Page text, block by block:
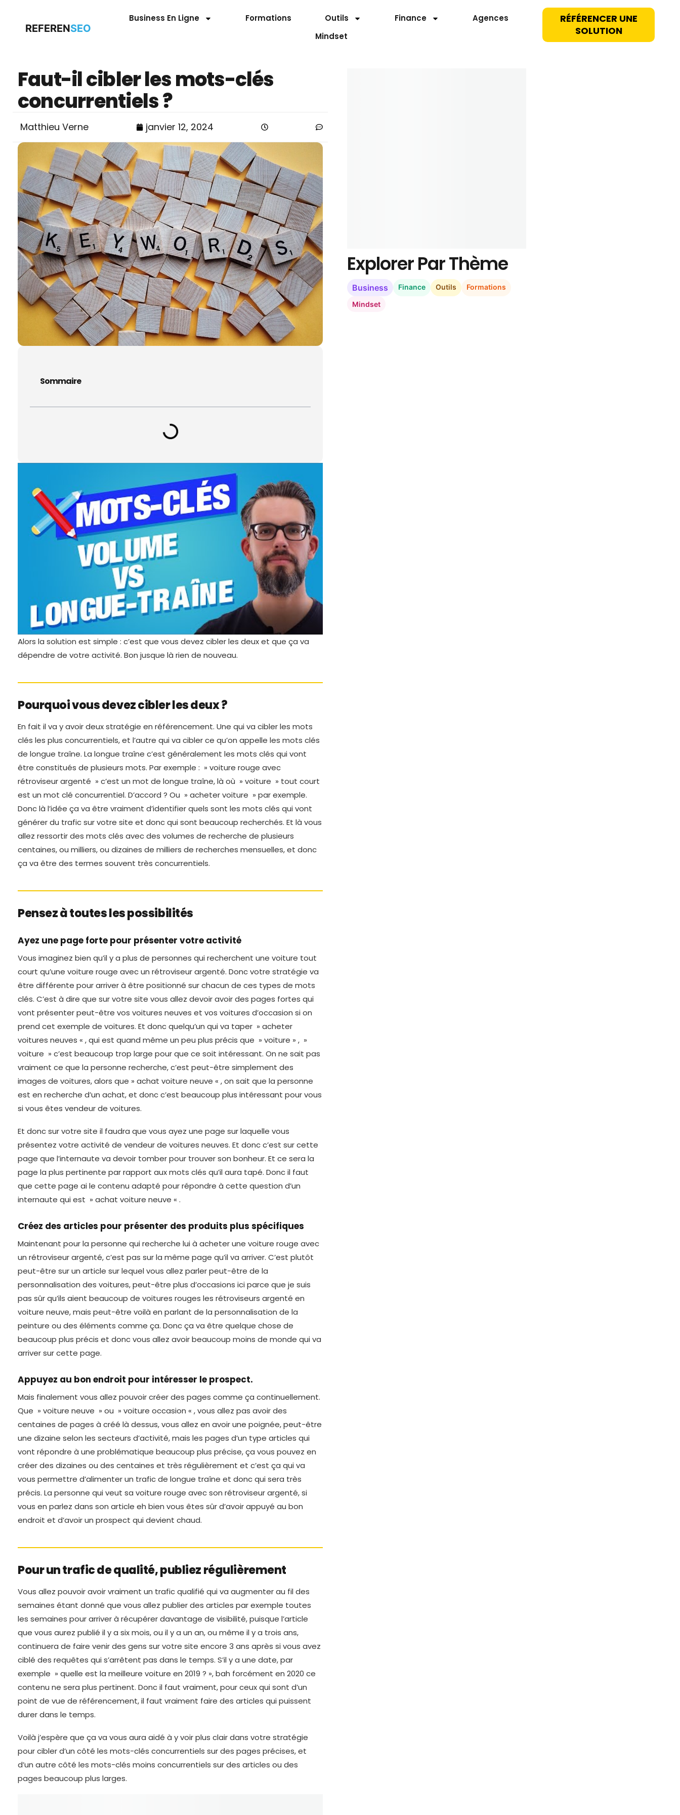
REFERENSEO
Business En Ligne Formations Outils Finance
Agences
Mindset
RÉFÉRENCER UNE
SOLUTION
Faut-il cibler les mots-clés
concurrentiels ?
Matthieu Verne janvier 12, 2024
Sommaire
Alors la solution est simple : c’est que vous devez cibler les deux et que ça va
dépendre de votre activité. Bon jusque là rien de nouveau.
Pourquoi vous devez cibler les deux ?
En fait il va y avoir deux stratégie en référencement. Une qui va cibler les mots
clés les plus concurrentiels, et l’autre qui va cibler ce qu’on appelle les mots clés
de longue traîne. La longue traîne c’est généralement les mots clés qui vont
être constitués de plusieurs mots. Par exemple : » voiture rouge avec
rétroviseur argenté » c’est un mot de longue traîne, là où » voiture » tout court
est un mot clé concurrentiel. D’accord ? Ou » acheter voiture » par exemple.
Donc là l’idée ça va être vraiment d’identifier quels sont les mots clés qui vont
générer du trafic sur votre site et donc qui sont beaucoup recherchés. Et là vous
allez ressortir des mots clés avec des volumes de recherche de plusieurs
centaines, ou milliers, ou dizaines de milliers de recherches mensuelles, et donc
ça va être des termes souvent très concurrentiels.
Pensez à toutes les possibilités
Ayez une page forte pour présenter votre activité
Vous imaginez bien qu’il y a plus de personnes qui recherchent une voiture tout
court qu’une voiture rouge avec un rétroviseur argenté. Donc votre stratégie va
être différente pour arriver à être positionné sur chacun de ces types de mots
clés. C’est à dire que sur votre site vous allez devoir avoir des pages fortes qui
vont présenter peut-être vos voitures neuves et vos voitures d’occasion si on
prend cet exemple de voitures. Et donc quelqu’un qui va taper » acheter
voitures neuves « , qui est quand même un peu plus précis que » voiture » , »
voiture » c’est beaucoup trop large pour que ce soit intéressant. On ne sait pas
vraiment ce que la personne recherche, c’est peut-être simplement des
images de voitures, alors que » achat voiture neuve « , on sait que la personne
est en recherche d’un achat, et donc c’est beaucoup plus intéressant pour vous
si vous êtes vendeur de voitures.
Et donc sur votre site il faudra que vous ayez une page sur laquelle vous
présentez votre activité de vendeur de voitures neuves. Et donc c’est sur cette
page que l’internaute va devoir tomber pour trouver son bonheur. Et ce sera la
page la plus pertinente par rapport aux mots clés qu’il aura tapé. Donc il faut
que cette page ai le contenu adapté pour répondre à cette question d’un
internaute qui est » achat voiture neuve « .
Créez des articles pour présenter des produits plus spécifiques
Maintenant pour la personne qui recherche lui à acheter une voiture rouge avec
un rétroviseur argenté, c’est pas sur la même page qu’il va arriver. C’est plutôt
peut-être sur un article sur lequel vous allez parler peut-être de la
personnalisation des voitures, peut-être plus d’occasions ici parce que je suis
pas sûr qu’ils aient beaucoup de voitures rouges les rétroviseurs argenté en
voiture neuve, mais peut-être voilà en parlant de la personnalisation de la
peinture ou des éléments comme ça. Donc ça va être quelque chose de
beaucoup plus précis et donc vous allez avoir beaucoup moins de monde qui va
arriver sur cette page.
Appuyez au bon endroit pour intéresser le prospect.
Mais finalement vous allez pouvoir créer des pages comme ça continuellement.
Que » voiture neuve » ou » voiture occasion « , vous allez pas avoir des
centaines de pages à créé là dessus, vous allez en avoir une poignée, peut-être
une dizaine selon les secteurs d’activité, mais les pages d’un type articles qui
vont répondre à une problématique beaucoup plus précise, ça vous pouvez en
créer des dizaines ou des centaines et très régulièrement et c’est ça qui va
vous permettre d’alimenter un trafic de longue traîne et donc qui sera très
précis. La personne qui veut sa voiture rouge avec son rétroviseur argenté, si
vous en parlez dans son article eh bien vous êtes sûr d’avoir appuyé au bon
endroit et d’avoir un prospect qui devient chaud.
Pour un trafic de qualité, publiez régulièrement
Vous allez pouvoir avoir vraiment un trafic qualifié qui va augmenter au fil des
semaines étant donné que vous allez publier des articles par exemple toutes
les semaines pour arriver à récupérer davantage de visibilité, puisque l’article
que vous aurez publié il y a six mois, ou il y a un an, ou même il y a trois ans,
continuera de faire venir des gens sur votre site encore 3 ans après si vous avez
ciblé des requêtes qui s’arrêtent pas dans le temps. S’il y a une date, par
exemple » quelle est la meilleure voiture en 2019 ? », bah forcément en 2020 ce
contenu ne sera plus pertinent. Donc il faut vraiment, pour ceux qui sont d’un
point de vue de référencement, il faut vraiment faire des articles qui puissent
durer dans le temps.
Voilà j’espère que ça va vous aura aidé à y voir plus clair dans votre stratégie
pour cibler d’un côté les mots-clés concurrentiels sur des pages précises, et
d’un autre côté les mots-clés moins concurrentiels sur des articles ou des
pages beaucoup plus larges.
Explorer Par Thème
Business Finance Outils
Formations
Mindset